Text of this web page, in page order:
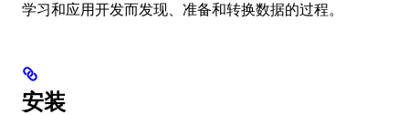
学习和应用开发而发现、准备和转换数据的过程。
安装